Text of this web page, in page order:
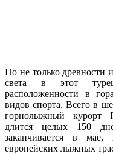
Но не только древности
света в этот
расположенности в
видов спорта. Всего в
горнолыжный курорт
длится целых 150
заканчивается в
европейских лыжных